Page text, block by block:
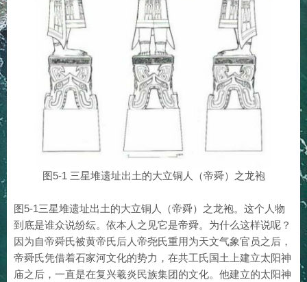
图5-1 三星堆遗址出土的大立铜人（帝舜）之龙袍
图5-1三星堆遗址出土的大立铜人（帝舜）之龙袍。这个人物
到底是谁众说纷纭。依本人之见它是帝舜。为什么这样说呢？
因为自帝舜氏被黄帝氏后人帝尧氏重用为天文气象官员之后，
帝舜氏凭借着石家河文化的势力，在共工氏国土上建立太阳神
庙之后，一直是在复兴羲炎民族集团的文化。他建立的太阳神